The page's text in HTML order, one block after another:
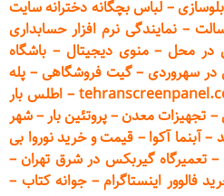
– لباس بچگانه دخترانه سایت
– نمایندگی نرم افزار حسابداری
در محل–منوی دیجیتال – باشگاه
سهروردی–گیت فروشگاهی – پله
–اطلس بار
– تجهیزات معدن–پروتئین بار–شهر
–آبنما آکوا – قیمت و خرید نوروا بی
– تعمیرگاه گیربکس در شرق تهران–
فالوور اینستاگرام–جوانه کتاب –